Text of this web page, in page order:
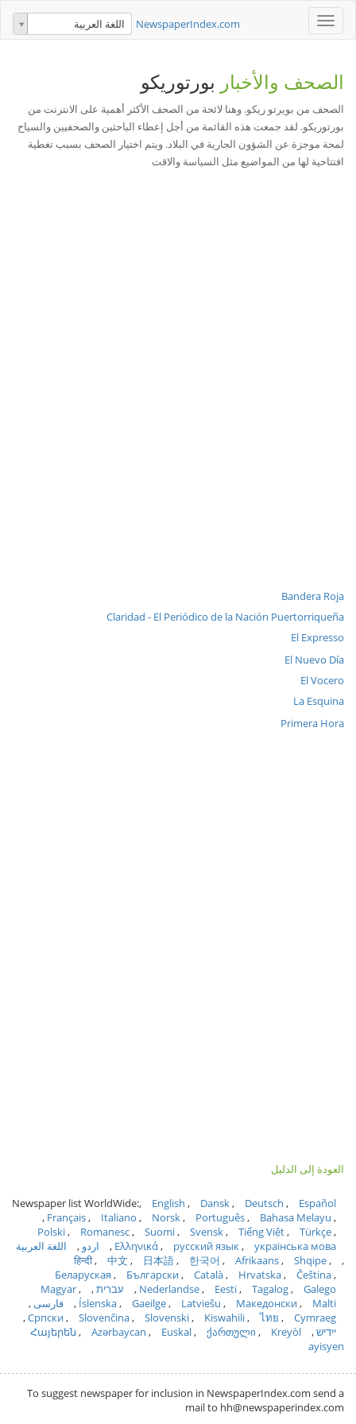
Toggle
navigation
NewspaperIndex.com اللغة العربية
الصحف والأخبار بورتوريكو
الصحف من بويرتو ريكو. وهنا لائحة من الصحف الأكثر أهمية على الانترنت من
بورتوريكو. لقد جمعت هذه القائمة من أجل إعطاء الباحثين والصحفيين والسياح
لمحة موجزة عن الشؤون الجارية في البلاد. ويتم اختيار الصحف بسبب تغطية
افتتاحية لها من المواضيع مثل السياسة والاقت
Bandera Roja
Claridad - El Periódico de la Nación Puertorriqueña
El Expresso
El Nuevo Día
El Vocero
La Esquina
Primera Hora
العودة إلى الدليل
Newspaper list WorldWide: English Dansk Deutsch
Español
Français
Italiano Norsk Português
Bahasa Melayu
Polski
Romanesc Suomi Svensk Tiếng Việt
Türkçe
Ελληνικά
русский язык українська мова اردو
اللغة العربية
हिन्दी
中文 日本語 한국어 Afrikaans
Shqipe
Беларуская
Български Català Hrvatska
Čeština
Nederlandse
Eesti Tagalog Galego עברית
Magyar
Íslenska
Gaeilge Latviešu Македонски Malti
فارسی
Српски
Slovenčina Slovenski Kiswahili ไทย
Cymraeg
ייִדיש
Հայերեն Azərbaycan Euskal ქართული
Kreyòl
ayisyen
To suggest newspaper for inclusion in NewspaperIndex.com send a
mail to hh@newspaperindex.com